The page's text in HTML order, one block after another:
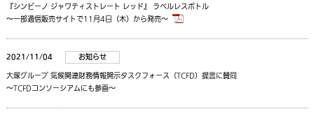
『シンビーノ ジャワティストレート レッド』 ラベルレスボトル
～一部通信販売サイトで11月4日（木）から発売～
2021/11/04
お知らせ
大塚グループ 気候関連財務情報開示タスクフォース（TCFD）提言に賛同
～TCFDコンソーシアムにも参画～